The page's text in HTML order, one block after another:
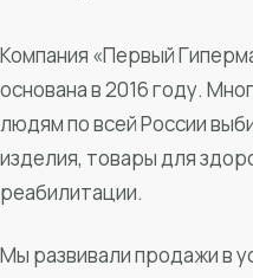
Компания «Первый
основана в 2016 году.
людям по всей России
изделия, товары для
реабилитации.
Мы развивали продажи в